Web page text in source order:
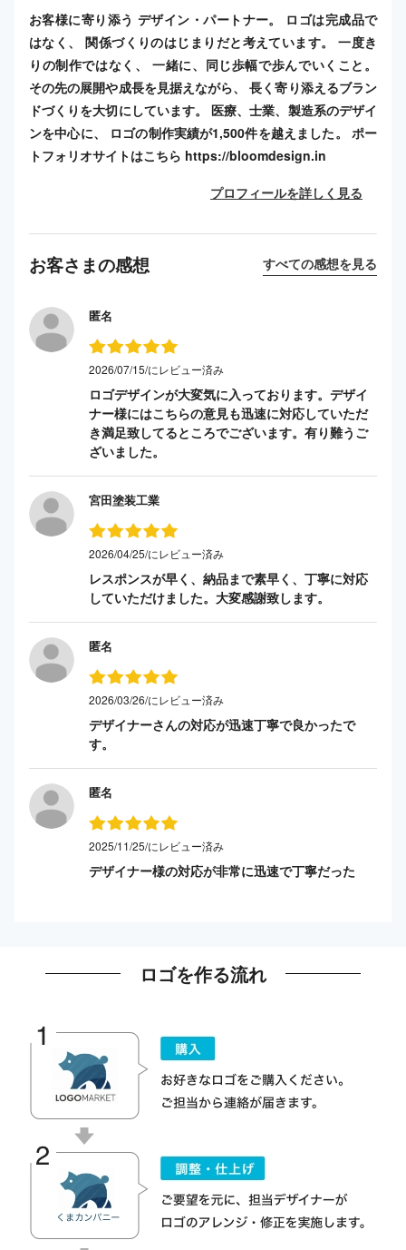
お客様に寄り添う デザイン・パートナー。 ロゴは完成品で
はなく、 関係づくりのはじまりだと考えています。 一度き
りの制作ではなく、 一緒に、同じ歩幅で歩んでいくこと。
その先の展開や成長を見据えながら、 長く寄り添えるブラン
ドづくりを大切にしています。 医療、士業、製造系のデザイ
ンを中心に、 ロゴの制作実績が1,500件を越えました。 ポー
トフォリオサイトはこちら https://bloomdesign.in
プロフィールを詳しく見る
お客さまの感想 すべての感想を見る
匿名
2026/07/15/にレビュー済み
ロゴデザインが大変気に入っております。デザイ
ナー様にはこちらの意見も迅速に対応していただ
き満足致してるところでございます。有り難うご
ざいました。
宮田塗装工業
2026/04/25/にレビュー済み
レスポンスが早く、納品まで素早く、丁寧に対応
していただけました。大変感謝致します。
匿名
2026/03/26/にレビュー済み
デザイナーさんの対応が迅速丁寧で良かったで
す。
匿名
2025/11/25/にレビュー済み
デザイナー様の対応が非常に迅速で丁寧だった
ロゴを作る流れ